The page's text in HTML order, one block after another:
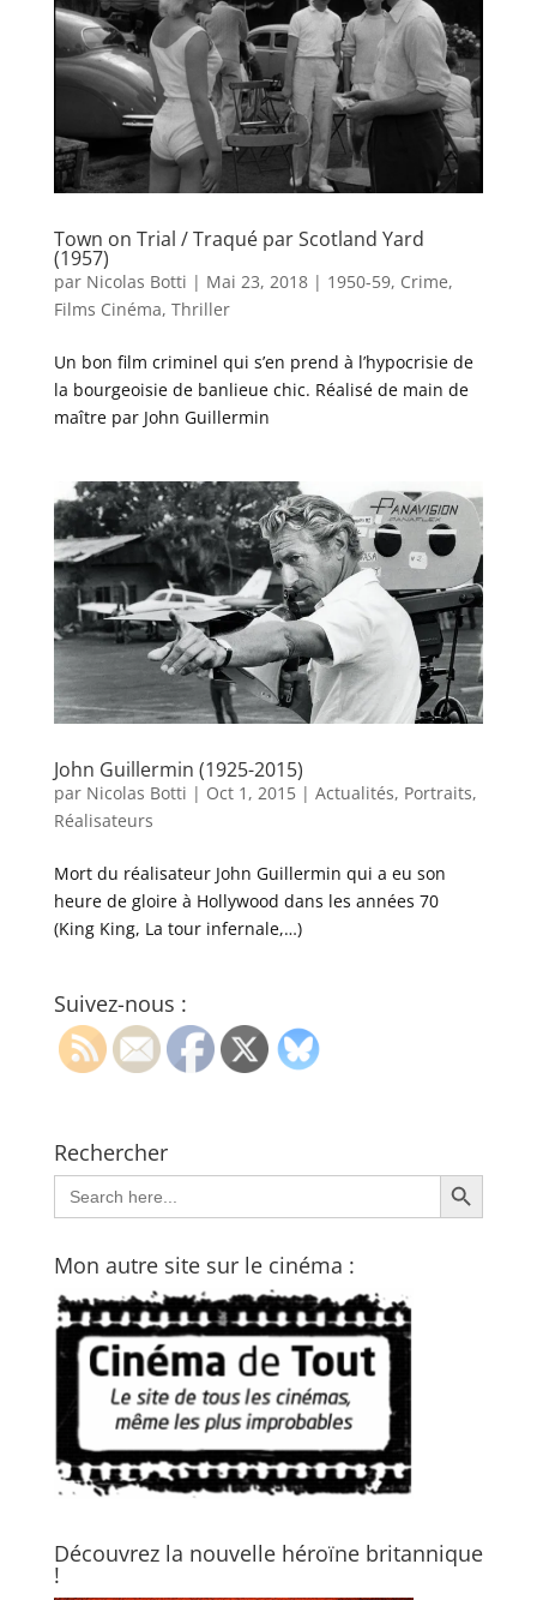
Town on Trial / Traqué par Scotland Yard
(1957)
par Nicolas Botti | Mai 23, 2018| 1950-59, Crime,
Films Cinéma, Thriller
Un bon film criminel qui s’en prend à l’hypocrisie de
la bourgeoisie de banlieue chic. Réalisé de main de
maître par John Guillermin
John Guillermin (1925-2015)
par Nicolas Botti | Oct 1, 2015| Actualités, Portraits,
Réalisateurs
Mort du réalisateur John Guillermin qui a eu son
heure de gloire à Hollywood dans les années 70
(King King, La tour infernale,…)
Suivez-nous :
Rechercher
Search
for:
Search Button
Mon autre site sur le cinéma :
Découvrez la nouvelle héroïne britannique
!